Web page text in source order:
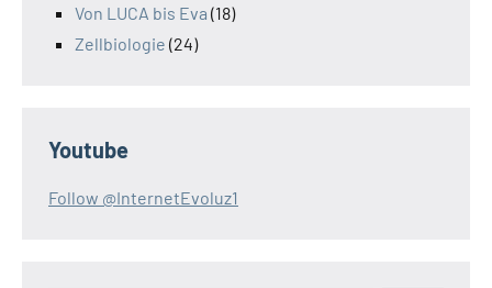
Von LUCA bis Eva (18)
Zellbiologie (24)
Youtube
Follow @InternetEvoluz1